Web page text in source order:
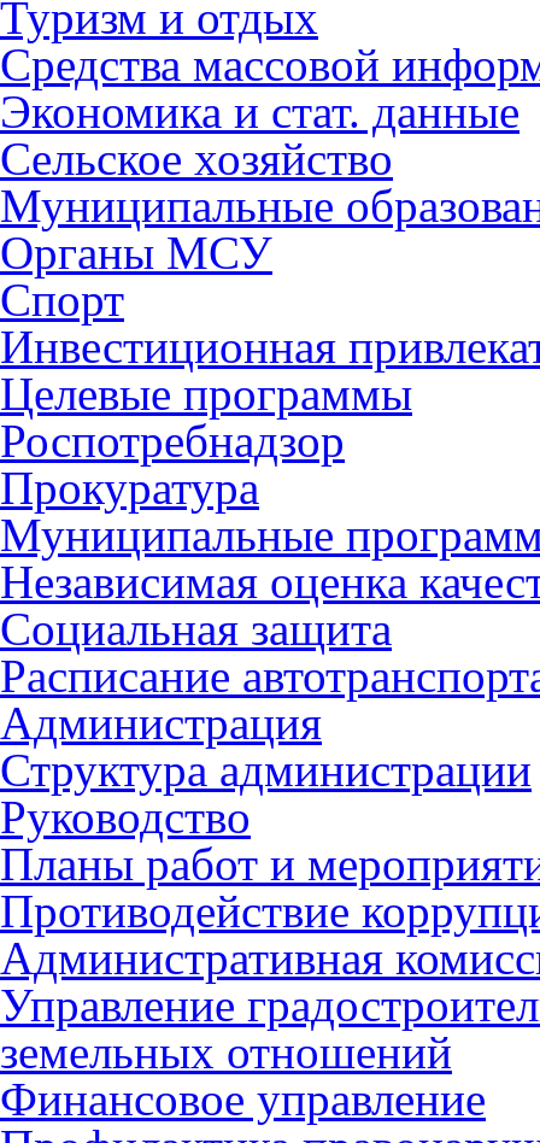
Туризм и отдых
Средства массовой
Экономика и стат. данные
Сельское хозяйство
Муниципальные
Органы МСУ
Спорт
Инвестиционная
Целевые программы
Роспотребнадзор
Прокуратура
Муниципальные
Независимая оценка
Социальная защита
Расписание
Администрация
Структура администрации
Руководство
Планы работ и
Противодействие
Административная
Управление
земельных отношений
Финансовое управление